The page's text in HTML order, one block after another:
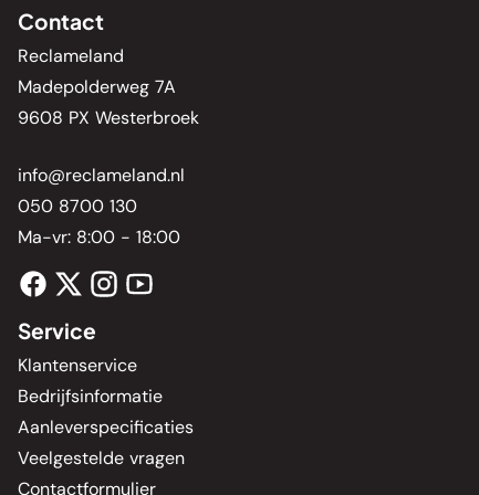
Contact
Reclameland
Madepolderweg 7A
9608 PX Westerbroek
info@reclameland.nl
050 8700 130
Ma-vr: 8:00 - 18:00
Service
Klantenservice
Bedrijfsinformatie
Aanleverspecificaties
Veelgestelde vragen
Contactformulier